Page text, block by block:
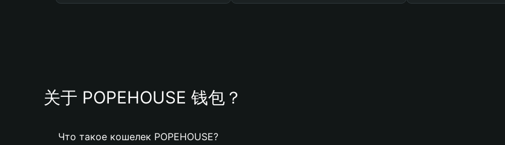
关于 POPEHOUSE 钱包？
Что такое кошелек POPEHOUSE?